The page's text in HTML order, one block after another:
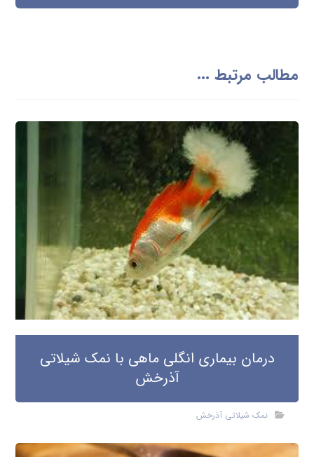
مطالب مرتبط ...
درمان بیماری انگلی ماهی با نمک شیلاتی
آذرخش
نمک شیلاتی آذرخش